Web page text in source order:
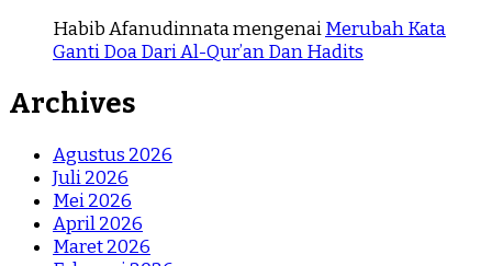
Habib AfanudinnatamengenaiMerubah Kata
Ganti Doa Dari Al-Qur’an Dan Hadits
Archives
Agustus 2026
Juli 2026
Mei 2026
April 2026
Maret 2026